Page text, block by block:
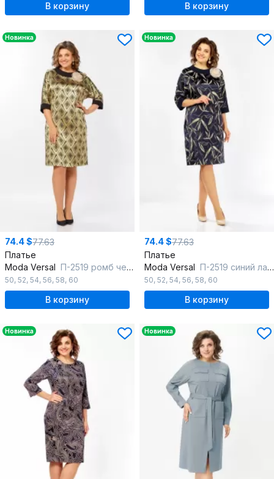
В корзину В корзину
Новинка
74.4 $77.63
Платье
Moda Versal П-2519 ромб черн+золото
50, 52, 54, 56, 58, 60
В корзину
Новинка
74.4 $77.63
Платье
Moda Versal П-2519 синий ласточка
50, 52, 54, 56, 58, 60
В корзину
Новинка Новинка